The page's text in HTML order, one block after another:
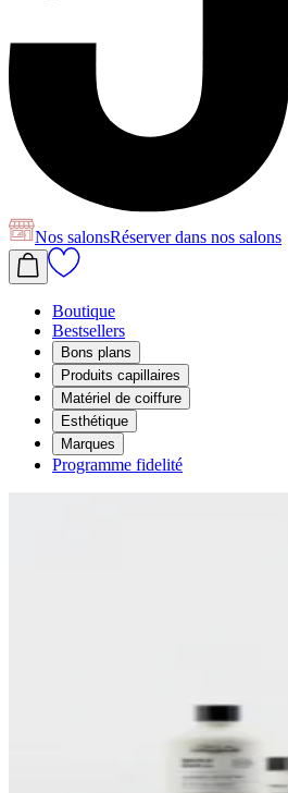
Nos salonsRéserverdans nos salons
Boutique
Bestsellers
Bons plans
Produits capillaires
Matériel de coiffure
Esthétique
Marques
Programme fidelité